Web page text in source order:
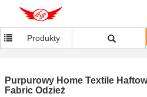
Produkty
Purpurowy Home Textile
Fabric Odzież